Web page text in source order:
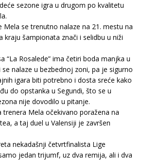
sezone igra u drugom po kvalitetu
Mela se trenutno nalaze na 21. mestu na
kraju šampionata znači i selidbu u niži
“La Rosalede” ima četiri boda manjka u
nalaze u bezbednoj zoni, pa je sigurno
igara biti potrebno i dosta sreće kako
do opstanka u Segundi, što se u
nije dovodilo u pitanje.
Mela očekivano poražena na
a taj duel u Valensiji je završen
nekadašnji četvrtfinalista Lige
jedan trijumf, uz dva remija, ali i dva